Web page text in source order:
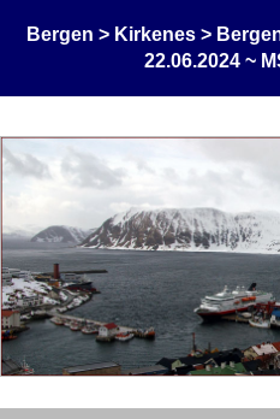
Bergen > Kirkenes >
22.06.2024 ~